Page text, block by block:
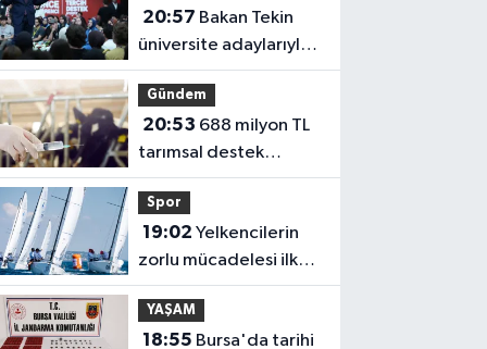
20:57
üniversite adaylarıyla
tecrübe paylaştı
Gündem
20:53
tarımsal destek
hesaplarda
Spor
19:02 Yelkencilerin
zorlu mücadelesi ilk
günde nefes kesti
YAŞAM
18:55